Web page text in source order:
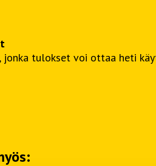
jonka tulokset voi ottaa heti